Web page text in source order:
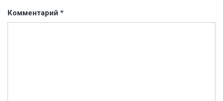
Комментарий *